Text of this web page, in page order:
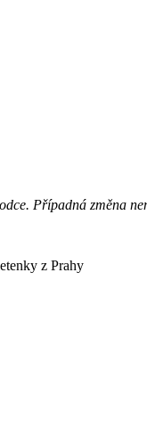
Případná změna
z Prahy